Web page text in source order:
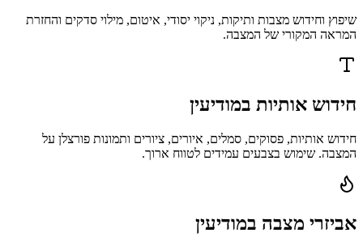
שיפוץ וחידוש מצבות ותיקות, ניקוי יסודי, איטום, מילוי סדקים והחזרת
המראה המקורי של המצבה.
חידוש אותיות במודיעין
חידוש אותיות, פסוקים, סמלים, איורים, ציורים ותמונות פורצלן על
המצבה. שימוש בצבעים עמידים לטווח ארוך.
אביזרי מצבה במודיעין